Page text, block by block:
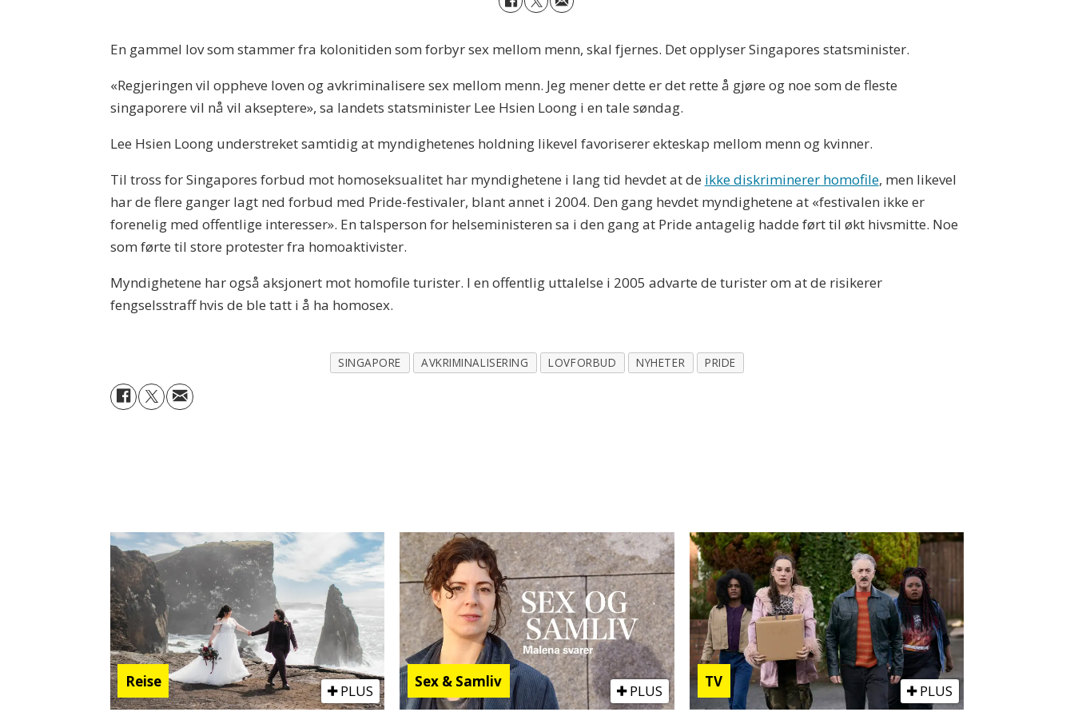
En gammel lov som stammer fra kolonitiden som forbyr sex mellom menn, skal fjernes. Det opplyser Singapores statsminister.
«Regjeringen vil oppheve loven og avkriminalisere sex mellom menn. Jeg mener dette er det rette å gjøre og noe som de fleste
singaporere vil nå vil akseptere», sa landets statsminister Lee Hsien Loong i en tale søndag.
Lee Hsien Loong understreket samtidig at myndighetenes holdning likevel favoriserer ekteskap mellom menn og kvinner.
Til tross for Singapores forbud mot homoseksualitet har myndighetene i lang tid hevdet at de ikke diskriminerer homofile, men likevel
har de flere ganger lagt ned forbud med Pride-festivaler, blant annet i 2004. Den gang hevdet myndighetene at «festivalen ikke er
forenelig med offentlige interesser». En talsperson for helseministeren sa i den gang at Pride antagelig hadde ført til økt hivsmitte. Noe
som førte til store protester fra homoaktivister.
Myndighetene har også aksjonert mot homofile turister. I en offentlig uttalelse i 2005 advarte de turister om at de risikerer
fengselsstraff hvis de ble tatt i å ha homosex.
SINGAPORE AVKRIMINALISERING LOVFORBUD NYHETER PRIDE
Reise
PLUS
Sex & Samliv
PLUS
TV
PLUS